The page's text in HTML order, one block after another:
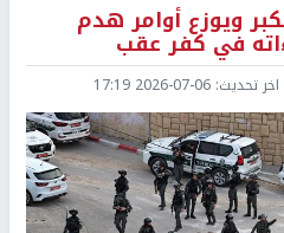
ويوزع أوامر هدم
في كفر عقب
اخر تحديث: 2026-07-06 17:19